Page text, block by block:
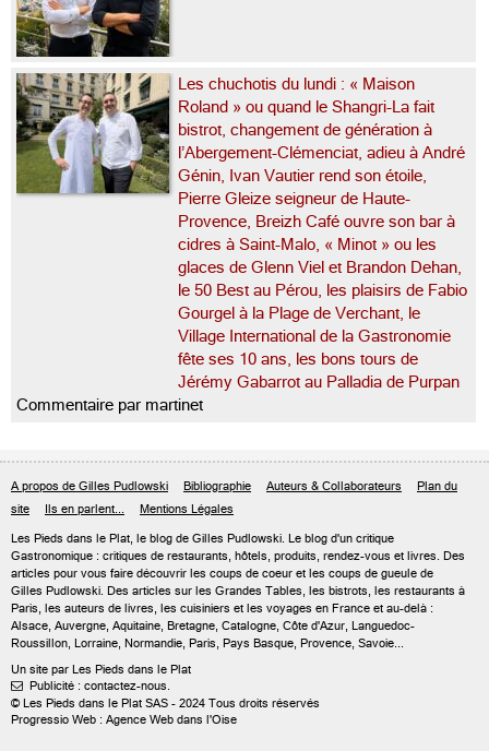
Les chuchotis du lundi : « Maison
Roland » ou quand le Shangri-La fait
bistrot, changement de génération à
l’Abergement-Clémenciat, adieu à André
Génin, Ivan Vautier rend son étoile,
Pierre Gleize seigneur de Haute-
Provence, Breizh Café ouvre son bar à
cidres à Saint-Malo, « Minot » ou les
glaces de Glenn Viel et Brandon Dehan,
le 50 Best au Pérou, les plaisirs de Fabio
Gourgel à la Plage de Verchant, le
Village International de la Gastronomie
fête ses 10 ans, les bons tours de
Jérémy Gabarrot au Palladia de Purpan
Commentaire par martinet
A propos de Gilles Pudlowski Bibliographie Auteurs & Collaborateurs
Plan du
site
Ils en parlent... Mentions Légales
Les Pieds dans le Plat, le blog de Gilles Pudlowski. Le blog d'un critique
Gastronomique : critiques de restaurants, hôtels, produits, rendez-vous et livres. Des
articles pour vous faire découvrir les coups de coeur et les coups de gueule de
Gilles Pudlowski. Des articles sur les Grandes Tables, les bistrots, les restaurants à
Paris, les auteurs de livres, les cuisiniers et les voyages en France et au-delà :
Alsace, Auvergne, Aquitaine, Bretagne, Catalogne, Côte d'Azur, Languedoc-
Roussillon, Lorraine, Normandie, Paris, Pays Basque, Provence, Savoie...
Un site par Les Pieds dans le Plat
 Publicité : contactez-nous.
© Les Pieds dans le Plat SAS - 2024 Tous droits réservés
Progressio Web : Agence Web dans l'Oise